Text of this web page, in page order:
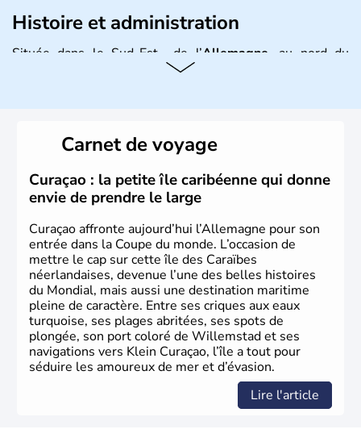
Histoire et administration
Située dans le Sud-Est de l’Allemagne , au nord du
fait partie des seize
conservateur.Carnet de voyage
Curaçao : la petite île caribéenne qui donne
envie de prendre le large
Curaçao affronte aujourd’hui l’Allemagne pour son
entrée dans la Coupe du monde. L’occasion de
mettre le cap sur cette île des Caraïbes
néerlandaises, devenue l’une des belles histoires
du Mondial, mais aussi une destination maritime
pleine de caractère. Entre ses criques aux eaux
turquoise, ses plages abritées, ses spots de
plongée, son port coloré de Willemstad et ses
navigations vers Klein Curaçao, l’île a tout pour
séduire les amoureux de mer et d’évasion.
Lire l'article